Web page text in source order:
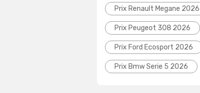
Prix Renault Megane 2026
Prix Peugeot 308 2026
Prix Ford Ecosport 2026
Prix Bmw Serie 5 2026